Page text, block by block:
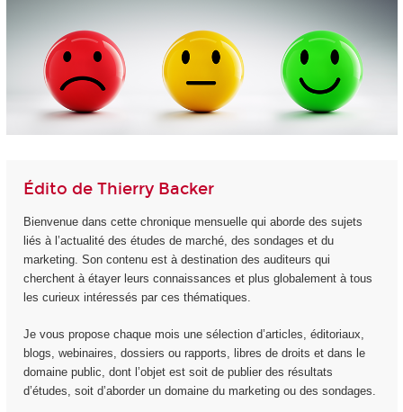
Édito de Thierry Backer
Bienvenue dans cette chronique mensuelle qui aborde des sujets
liés à l’actualité des études de marché, des sondages et du
marketing. Son contenu est à destination des auditeurs qui
cherchent à étayer leurs connaissances et plus globalement à tous
les curieux intéressés par ces thématiques.
Je vous propose chaque mois une sélection d’articles, éditoriaux,
blogs, webinaires, dossiers ou rapports, libres de droits et dans le
domaine public, dont l’objet est soit de publier des résultats
d’études, soit d’aborder un domaine du marketing ou des sondages.